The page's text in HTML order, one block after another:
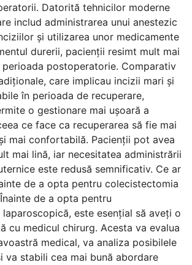
Datorită tehnicilor moderne
includ administrarea unui anestezic
și utilizarea unor medicamente
durerii, pacienții resimt mult mai
postoperatorie. Comparativ
care implicau incizii mari și
în perioada de recuperare,
o gestionare mai ușoară a
ce face ca recuperarea să fie mai
mai confortabilă. Pacienții pot avea
mai lină, iar necesitatea administrării
este redusă semnificativ. Ce ar
de a opta pentru colecistectomia
de a opta pentru
este esențial să aveți o
cu medicul chirurg. Acesta va evalua
medical, va analiza posibilele
va stabili cea mai bună abordare